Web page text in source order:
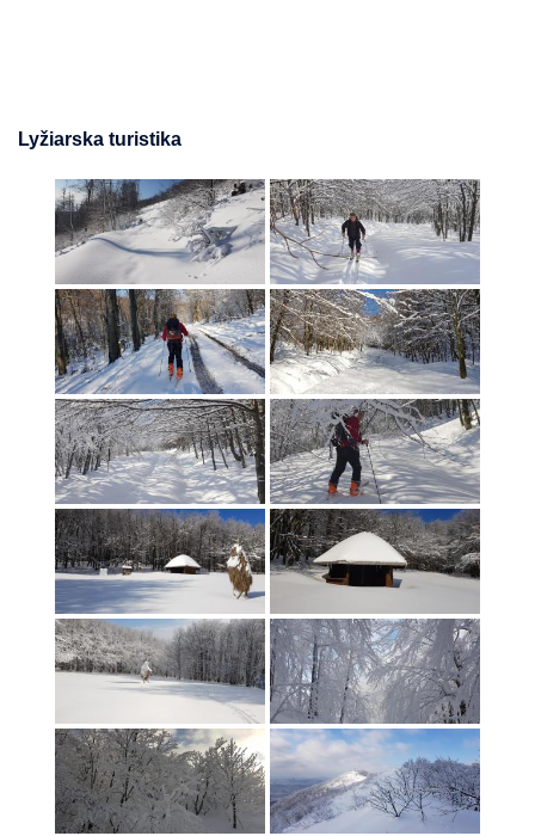
Lyžiarska turistika